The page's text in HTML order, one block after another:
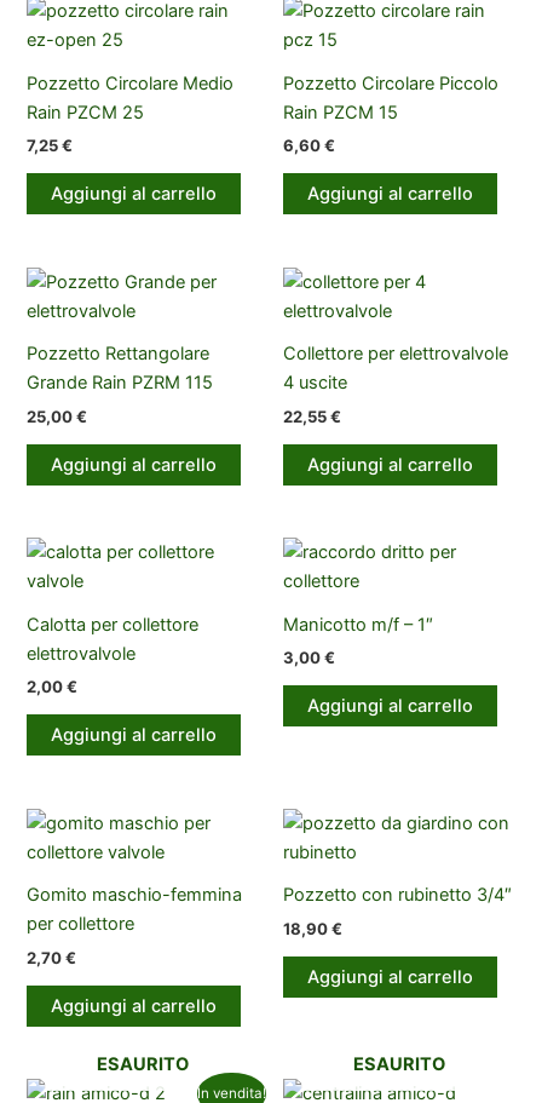
Pozzetto Circolare Medio
Rain PZCM 25
7,25€
Aggiungi al carrello
Pozzetto Circolare Piccolo
Rain PZCM 15
6,60€
Aggiungi al carrello
Pozzetto Rettangolare
Grande Rain PZRM 115
25,00€
Aggiungi al carrello
Collettore per elettrovalvole
4 uscite
22,55€
Aggiungi al carrello
Calotta per collettore
elettrovalvole
2,00€
Aggiungi al carrello
Manicotto m/f – 1″
3,00€
Aggiungi al carrello
Gomito maschio-femmina
per collettore
2,70€
Aggiungi al carrello
Pozzetto con rubinetto 3/4″
18,90€
Aggiungi al carrello
In vendita!
ESAURITO ESAURITO